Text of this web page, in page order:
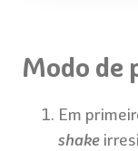
Modo de
Em
shake